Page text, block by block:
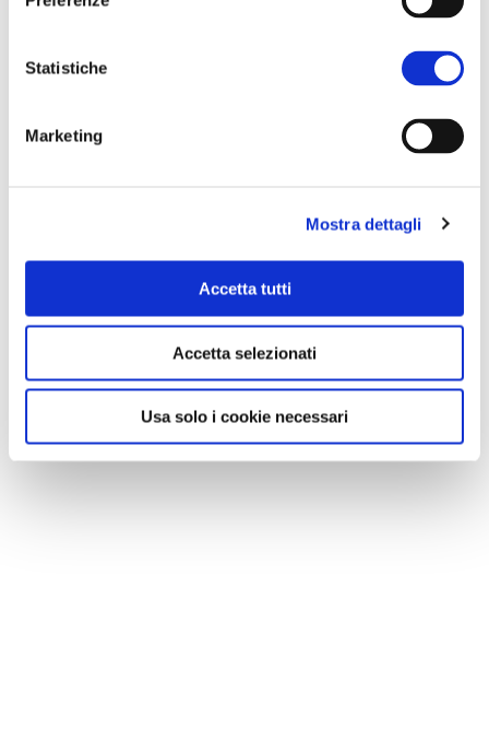
Statistiche
Marketing
Mostra dettagli
Accetta tutti
Accetta selezionati
Usa solo i cookie necessari